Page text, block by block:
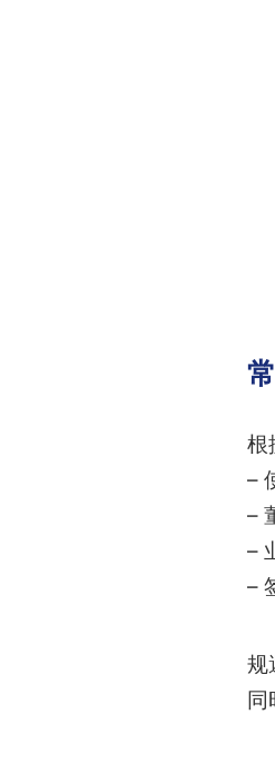
根
–
–
–
–
规
同